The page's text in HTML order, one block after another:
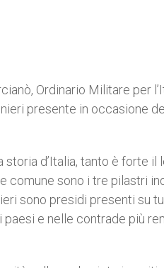
Ordinario Militare per
presente in occasione
d’Italia, tanto è forte il
comune sono i tre pilastri
sono presidi presenti su
e nelle contrade più